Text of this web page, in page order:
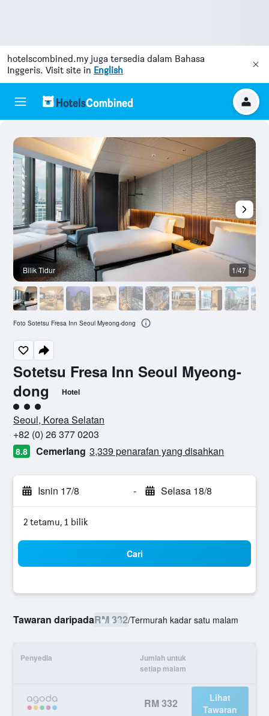
hotelscombined.my juga tersedia dalam Bahasa
Inggeris. Visit site in English
Sotetsu Fresa Inn Seoul Myeong-
dong
Hotel
penarafan kelas 3
Seoul, Korea Selatan
+82 (0) 26 377 0203
8.8 Cemerlang 3,339 penarafan yang disahkan
Isnin 17/8 - Selasa 18/8
2 tetamu, 1 bilik
Cari
Tawaran daripadaRM 332/Termurah kadar satu malam
Penyedia
Jumlah untuk
setiap malam
RM 332
Lihat
Tawaran
Bilik Tidur 1/47
Foto Sotetsu Fresa Inn Seoul Myeong-dong